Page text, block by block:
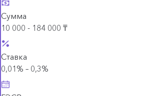
Сумма
10 000 - 184 000 ₸
Ставка
0,01% – 0,3%